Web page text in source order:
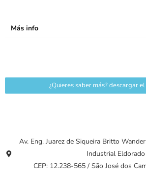
Más info
¿Quieres saber más? descargar
Av. Eng. Juarez de Siqueira Britto
Industrial Eldorado
CEP: 12.238-565 / São José dos